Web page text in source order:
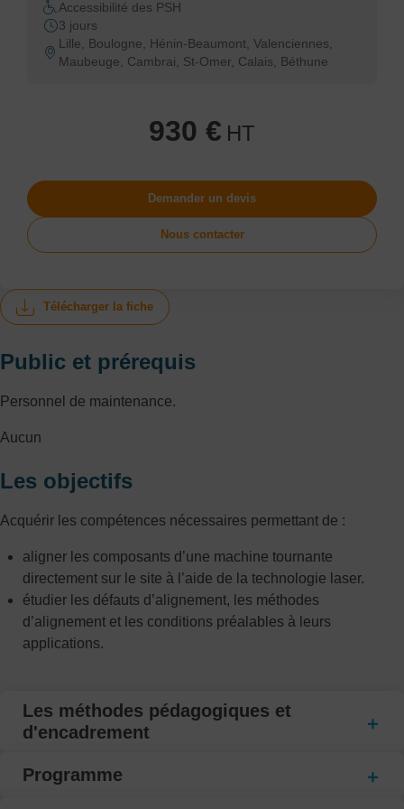
Télécharger la fiche
Public et prérequis
Personnel de maintenance.
Aucun
Les objectifs
Acquérir les compétences nécessaires permettant de :
aligner les composants d’une machine tournante
directement sur le site à l’aide de la technologie laser.
étudier les défauts d’alignement, les méthodes
d’alignement et les conditions préalables à leurs
applications.
Les méthodes pédagogiques et
d'encadrement
Programme
Accessibilité des PSH
3 jours
Lille, Boulogne, Hénin-Beaumont, Valenciennes,
Maubeuge, Cambrai, St-Omer, Calais, Béthune
930 € HT
Demander un devis
Nous contacter